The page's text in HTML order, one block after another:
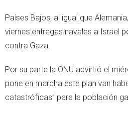
Países Bajos, al igual que
viernes entregas navales a Israel
contra Gaza.
Por su parte la ONU advirtió el
pone en marcha este plan van
catastróficas” para la población